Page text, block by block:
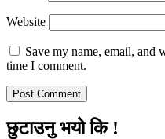
Website
Save my name, email, and
time I comment.
छुटाउनु भयो कि !